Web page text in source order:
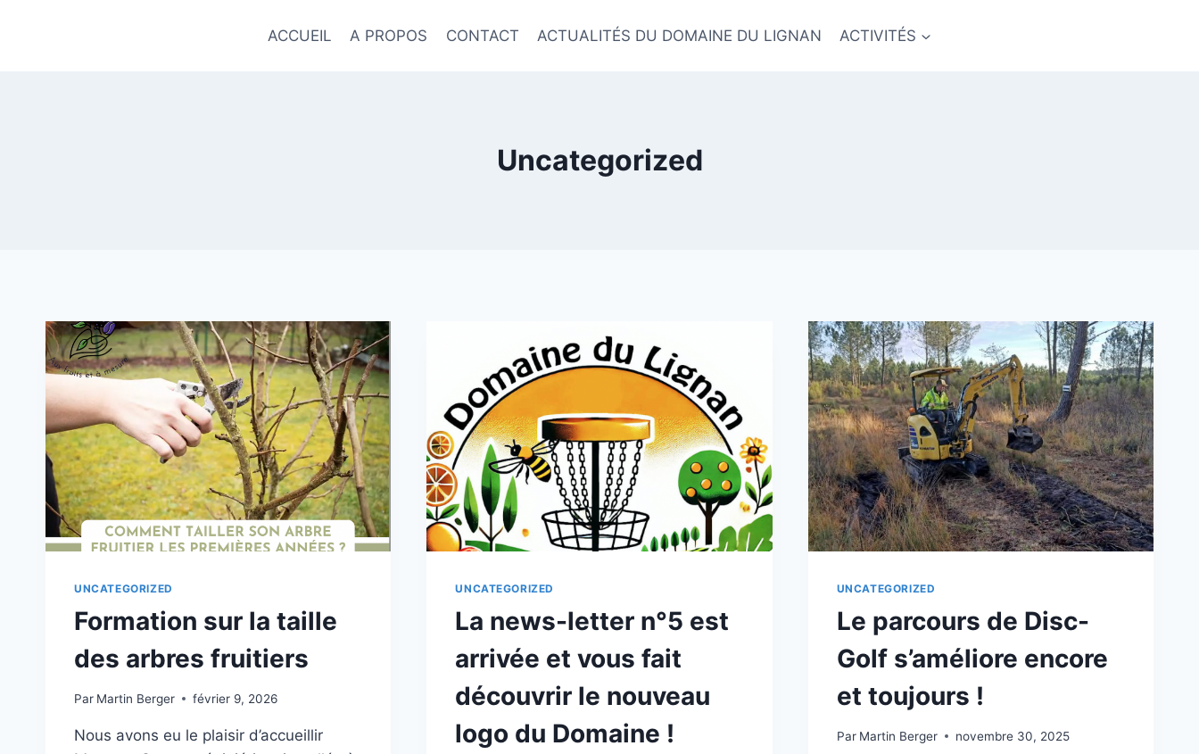
ACCUEIL A PROPOS CONTACT ACTUALITÉS DU DOMAINE DU LIGNAN ACTIVITÉS
Uncategorized
UNCATEGORIZED
Formation sur la taille
des arbres fruitiers
Par Martin Berger février 9, 2026
Nous avons eu le plaisir d’accueillir
UNCATEGORIZED
La news-letter n°5 est
arrivée et vous fait
découvrir le nouveau
logo du Domaine !
UNCATEGORIZED
Le parcours de Disc-
Golf s’améliore encore
et toujours !
Par Martin Berger novembre 30, 2025